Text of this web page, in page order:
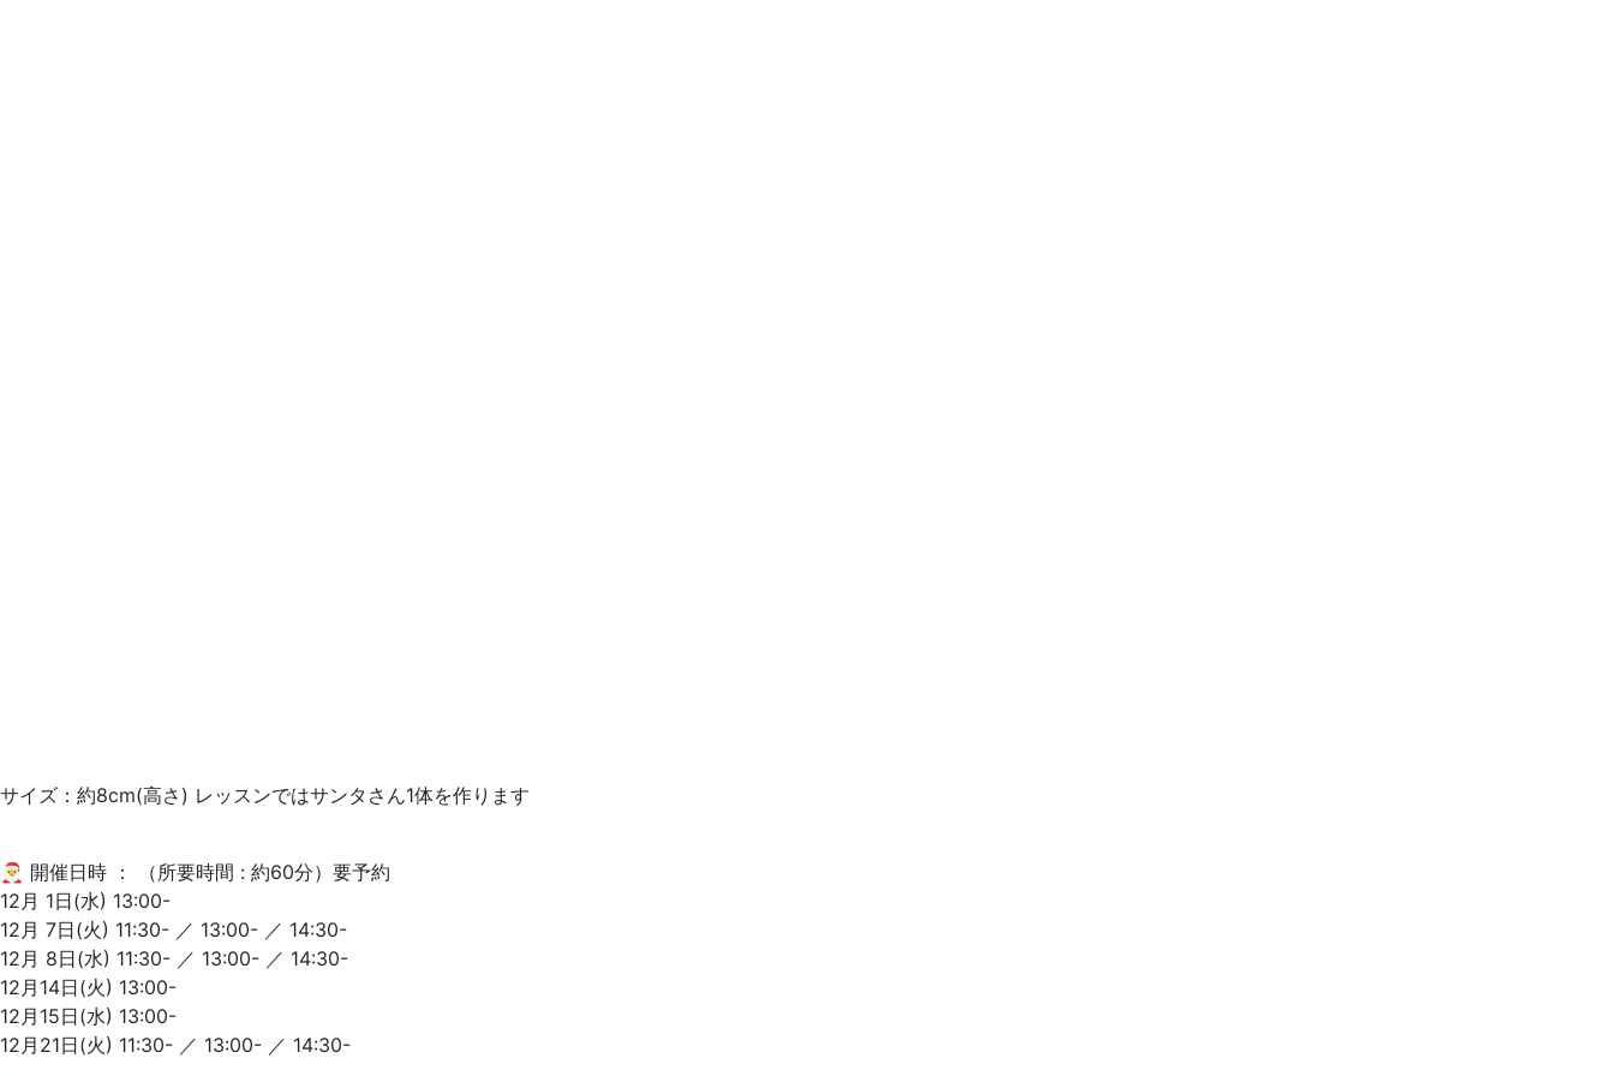
サイズ：約8cm(高さ) レッスンではサンタさん1体を作ります
🎅 開催日時 ： （所要時間 : 約60分）要予約
12月 1日(水) 13:00-
12月 7日(火) 11:30- ／ 13:00- ／ 14:30-
12月 8日(水) 11:30- ／ 13:00- ／ 14:30-
12月14日(火) 13:00-
12月15日(水) 13:00-
12月21日(火) 11:30- ／ 13:00- ／ 14:30-